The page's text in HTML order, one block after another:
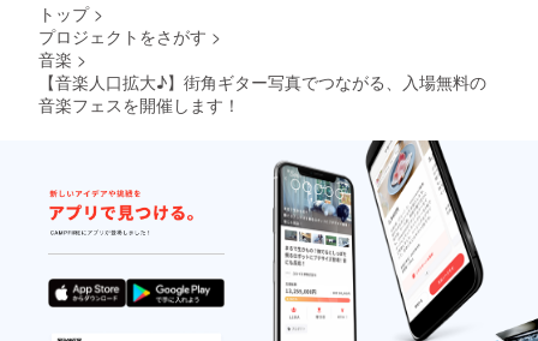
トップ >
プロジェクトをさがす >
音楽 >
【音楽人口拡大♪】街角ギター写真でつながる、入場無料の
音楽フェスを開催します！